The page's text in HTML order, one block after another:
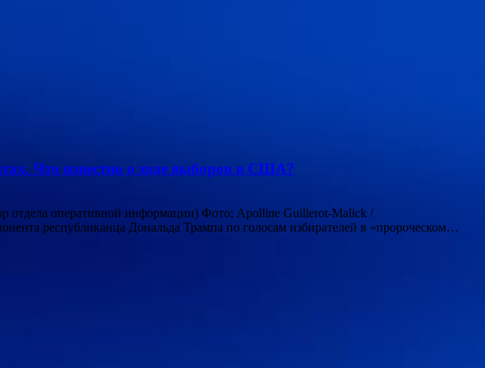
Что известно о ходе выборов в США?
отдела оперативной информации) Фото: Apolline Guillerot-Malick /
республиканца Дональда Трампа по голосам избирателей в «пророческом…